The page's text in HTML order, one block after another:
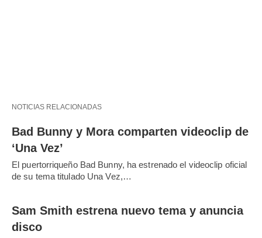
NOTICIAS RELACIONADAS
Bad Bunny y Mora comparten videoclip de
‘Una Vez’
El puertorriqueño Bad Bunny, ha estrenado el videoclip oficial
de su tema titulado Una Vez,…
Sam Smith estrena nuevo tema y anuncia
disco